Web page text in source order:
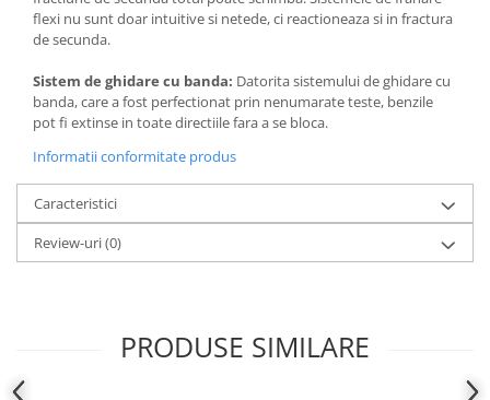
flexi nu sunt doar intuitive si netede, ci reactioneaza si in fractura
de secunda.
Sistem de ghidare cu banda: Datorita sistemului de ghidare cu
banda, care a fost perfectionat prin nenumarate teste, benzile
pot fi extinse in toate directiile fara a se bloca.
Informatii conformitate produs
Caracteristici
Review-uri(0)
PRODUSE SIMILARE